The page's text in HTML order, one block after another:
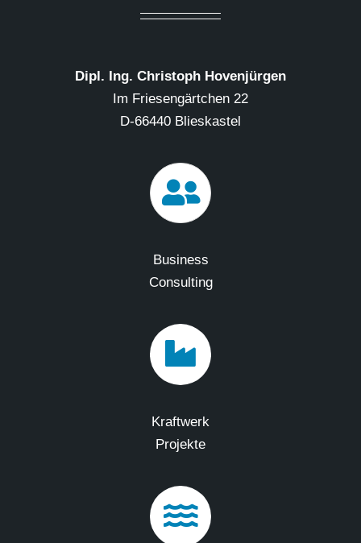
Dipl. Ing. Christoph Hovenjürgen
Im Friesengärtchen 22
D-66440 Blieskastel
Business
Consulting
Kraftwerk
Projekte